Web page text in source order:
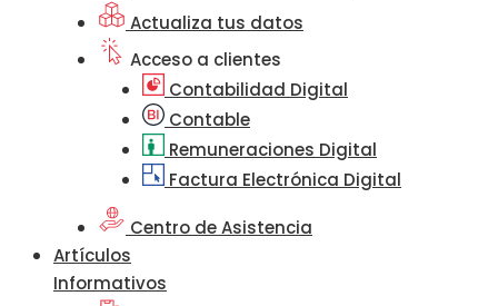
Actualiza tus datos
Acceso a clientes
Contabilidad Digital
Contable
Remuneraciones Digital
Factura Electrónica Digital
Centro de Asistencia
Artículos
Informativos